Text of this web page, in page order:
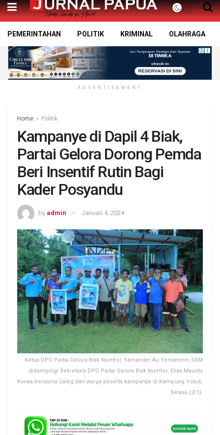
PEMERINTAHAN POLITIK KRIMINAL OLAHRAGA
ADVERTISEMENT
Home Politik
Kampanye di Dapil 4 Biak,
Partai Gelora Dorong Pemda
Beri Insentif Rutin Bagi
Kader Posyandu
by admin Januari 4, 2024
Ketua DPD Partai Gelora Biak Numfor, Yamander Au Yensenem,SKM
didampingi Sekretaris DPD Partai Gelora Biak Numfor, Elias Maurits
Korwa bersama Caleg dan warga peserta kampanye di Kampung Yobdi,
Selasa (2/1).